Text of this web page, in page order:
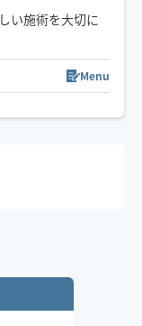
い施術を大切に
☺️
ャットでご連絡
Menu